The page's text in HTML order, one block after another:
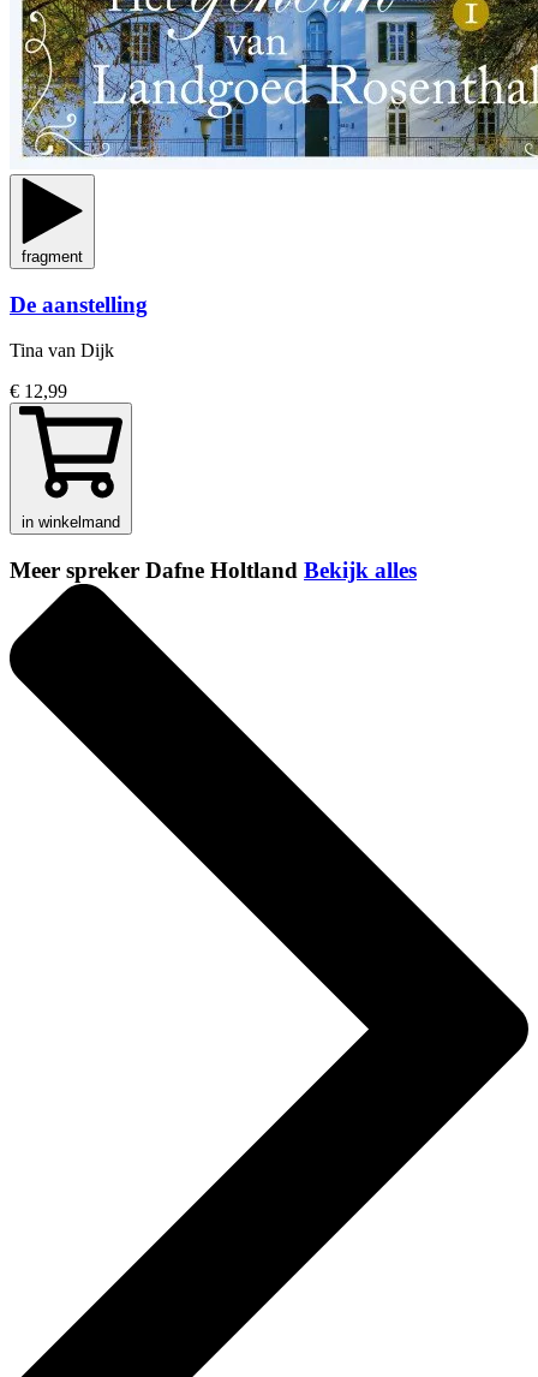
fragment
De aanstelling
Tina van Dijk
€ 12,99
in winkelmand
Meer spreker Dafne Holtland Bekijk alles